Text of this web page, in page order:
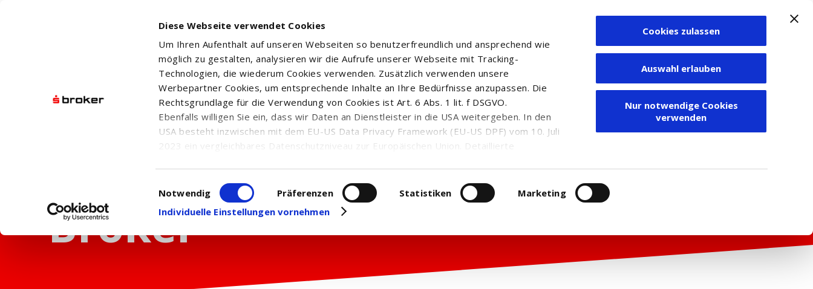
Diese Webseite verwendet Cookies
Um Ihren Aufenthalt auf unseren Webseiten so benutzerfreundlich und ansprechend wie
möglich zu gestalten, analysieren wir die Aufrufe unserer Webseite mit Tracking-
Technologien, die wiederum Cookies verwenden. Zusätzlich verwenden unsere
Werbepartner Cookies, um entsprechende Inhalte an Ihre Bedürfnisse anzupassen. Die
Rechtsgrundlage für die Verwendung von Cookies ist Art. 6 Abs. 1 lit. f DSGVO.
Ebenfalls willigen Sie ein, dass wir Daten an Dienstleister in die USA weitergeben. In den
USA besteht inzwischen mit dem EU-US Data Privacy Framework (EU-US DPF) vom 10. Juli
2023 ein vergleichbares Datenschutzniveau zur Europäischen Union. Detaillierte
in den USA, finden Sie auf unserer Seite zumDatenschutz. Dort können Sie Ihre
Einwilligung auch jederzeit widerrufen oder anpassen.
Einwilligungsauswahl
Notwendig Präferenzen Statistiken
Marketing
Individuelle Einstellungen vornehmen
Cookies zulassen
Auswahl erlauben
Nur notwendige Cookies
verwenden
Zum Depot